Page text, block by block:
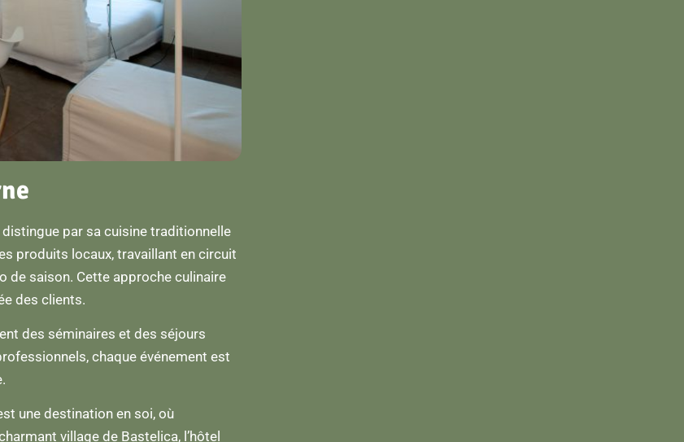
distingue par sa cuisine traditionnelle
produits locaux, travaillant en circuit
de saison. Cette approche culinaire
des clients.
des séminaires et des séjours
chaque événement est
une destination en soi, où
village de Bastelica, l’hôtel